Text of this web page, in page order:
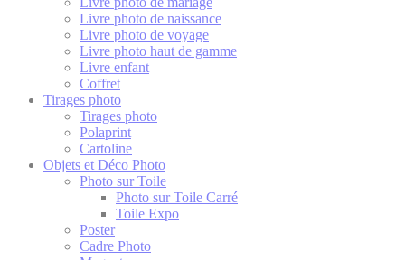
Livre photo de naissance
Livre photo de voyage
Livre photo haut de gamme
Livre enfant
Coffret
Tirages photo
Tirages photo
Polaprint
Cartoline
Objets et Déco Photo
Photo sur Toile
Photo sur Toile Carré
Toile Expo
Poster
Cadre Photo